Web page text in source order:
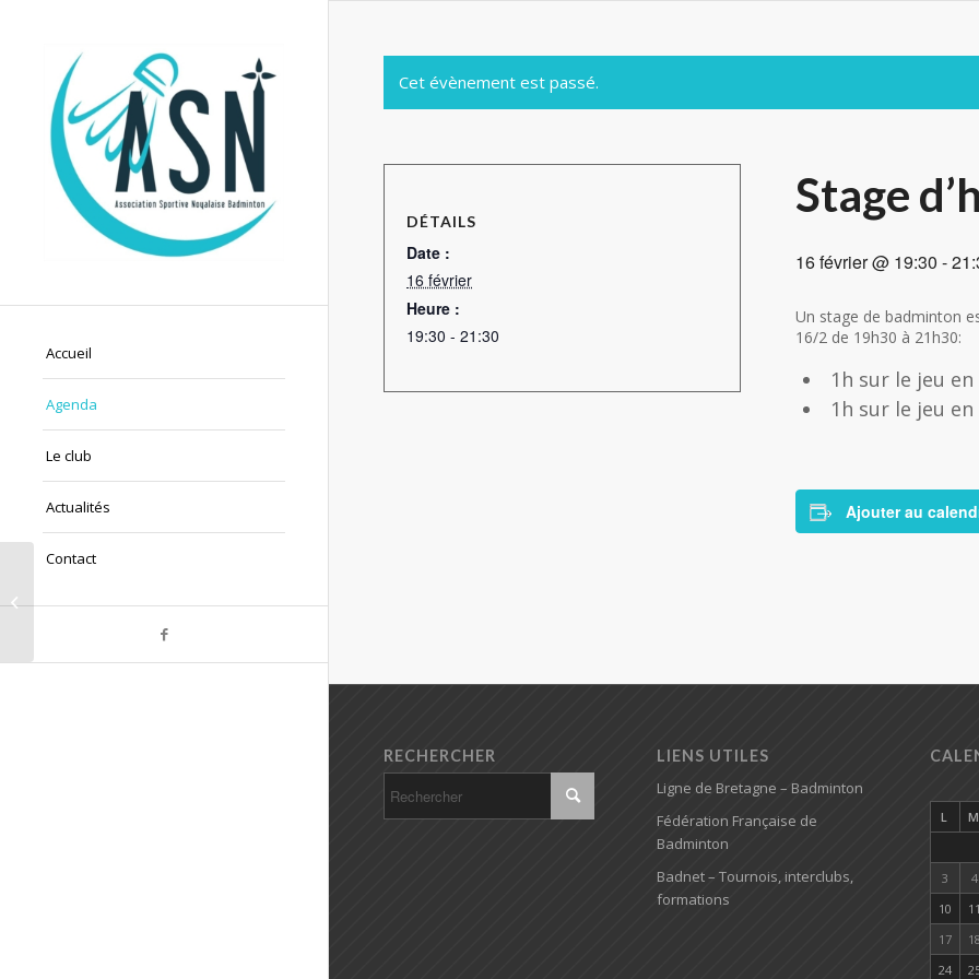
Accueil
Agenda
Le club
Actualités
Contact
Cet évènement est passé.
Stage
16 février @ 19:30 -
Un stage de badminton
16/2 de 19h30 à 21h30:
1h sur le jeu
1h sur le jeu
Ajouter au
DÉTAILS
Date :
16 février
Heure :
19:30 - 21:30
RECHERCHER LIENS UTILES
Ligne de Bretagne – Badminton
Fédération Française de
Badminton
Badnet – Tournois, interclubs,
formations
L M
3
4
10
11
17
18
24
Tournoi 2025 de l’ASN Badminton